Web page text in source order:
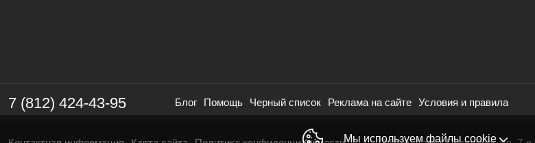
Мы используем файлы cookie
7 (812) 424-43-95 Блог Помощь Черный список Реклама на сайте Условия и правила